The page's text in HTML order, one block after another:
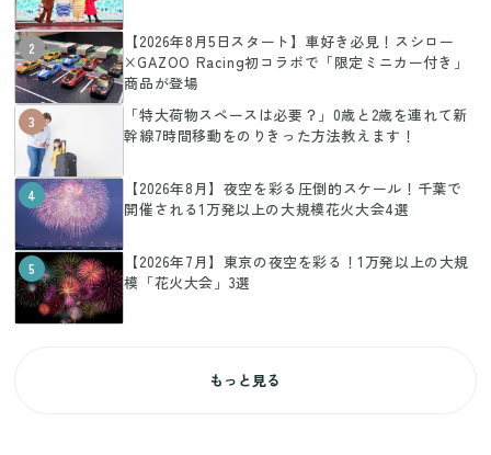
2
【2026年8月5日スタート】車好き必見！スシロー
×GAZOO Racing初コラボで「限定ミニカー付き」
商品が登場
3
「特大荷物スペースは必要？」0歳と2歳を連れて新
幹線7時間移動をのりきった方法教えます！
4
【2026年8月】夜空を彩る圧倒的スケール！千葉で
開催される1万発以上の大規模花火大会4選
5
【2026年7月】東京の夜空を彩る！1万発以上の大規
模「花火大会」3選
もっと見る